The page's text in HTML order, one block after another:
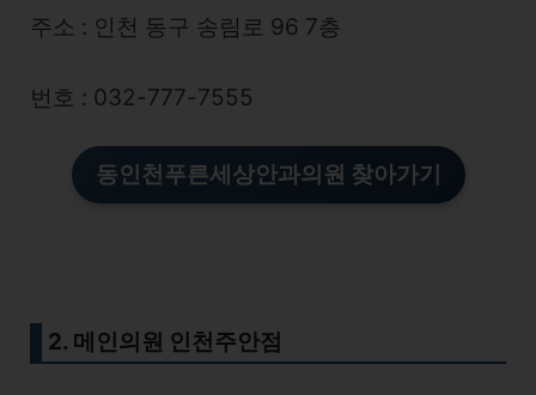
주소 : 인천 동구 송림로 96 7층
번호 : 032-777-7555
동인천푸른세상안과의원 찾아가기
2. 메인의원 인천주안점